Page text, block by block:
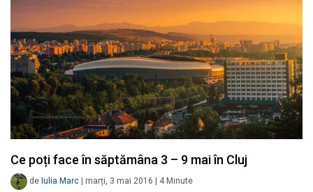
Ce poți face în săptămâna 3 – 9 mai în Cluj
de Iulia Marc marți, 3 mai 2016 4 Minute